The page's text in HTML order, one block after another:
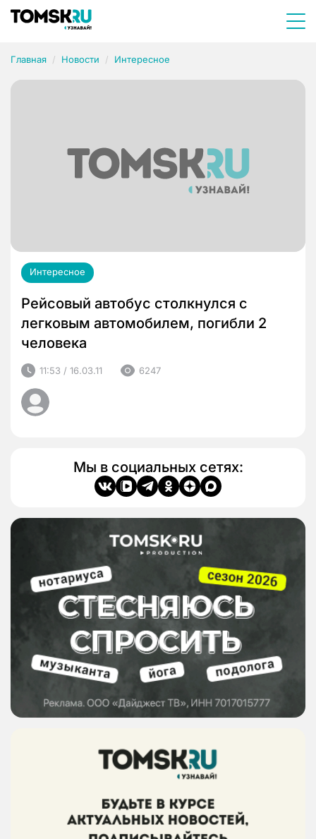
Главная Новости Интересное
Интересное
Рейсовый автобус столкнулся с
легковым автомобилем, погибли 2
человека
11:53 / 16.03.11 6247
Мы в социальных сетях: